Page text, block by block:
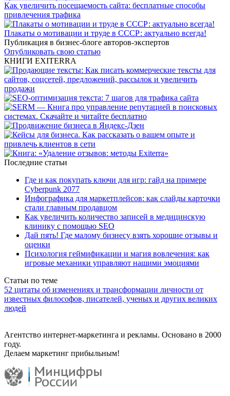
Как увеличить посещаемость сайта: бесплатные способы
привлечения трафика
Плакаты о мотивации и труде в СССР: актуально всегда!
Публикация в бизнес-блоге авторов-экспертов
Опубликовать свою статью
КНИГИ EXITERRA
Последние статьи
Где и как покупать ключи для игр: гайд на примере
Cyberpunk 2077
Инфографика для маркетплейсов: как слайды карточки
стали главным продавцом
Как увеличить количество записей в медицинскую
клинику с помощью SEO
Дай пять! Где малому бизнесу взять хорошие отзывы и
оценки
Психология геймификации и магия вовлечения: как
игровые механики управляют нашими эмоциями
Статьи по теме
52 цитаты об изменениях и трансформации личности от
известных философов, писателей, ученых и других великих
людей
Агентство интернет-маркетинга и рекламы. Основано в 2000
году.
Делаем маркетинг прибыльным!